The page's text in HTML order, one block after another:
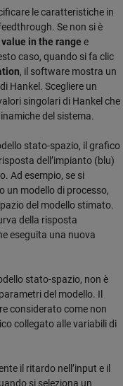
le caratteristiche in
Se non si è
in the range e
caso, quando si fa clic
, il software mostra un
Hankel. Scegliere un
singolari di Hankel che
del sistema.
stato-spazio, il grafico
dell’impianto (blu)
Ad esempio, se si
un modello di processo,
del modello stimato.
della risposta
eseguita una nuova
stato-spazio, non è
del modello. Il
considerato come non
collegato alle variabili di
il ritardo nell’input e il
si seleziona un